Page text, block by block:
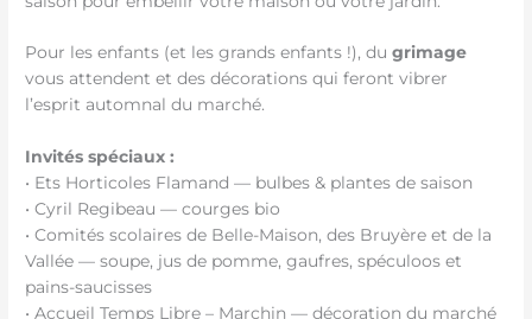
Pour les enfants (et les grands enfants !), dugrimage
vous attendent et des décorations qui feront vibrer
l’esprit automnal du marché.
Invités spéciaux :
• Ets Horticoles Flamand — bulbes & plantes de saison
• Cyril Regibeau — courges bio
• Comités scolaires de Belle-Maison, des Bruyère et de la
Vallée — soupe, jus de pomme, gaufres, spéculoos et
pains-saucisses
• Accueil Temps Libre – Marchin — décoration du marché